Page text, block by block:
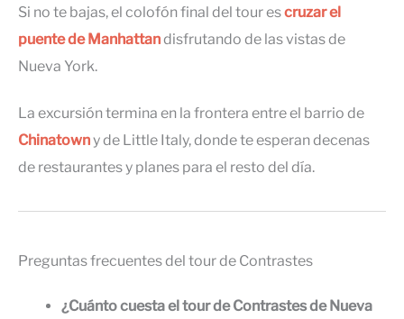
Si no te bajas, el colofón final del tour escruzar el
puente de Manhattandisfrutando de las vistas de
Nueva York.
La excursión termina en la frontera entre el barrio de
Chinatowny de Little Italy, donde te esperan decenas
de restaurantes y planes para el resto del día.
Preguntas frecuentes del tour de Contrastes
¿Cuánto cuesta el tour de Contrastes de Nueva